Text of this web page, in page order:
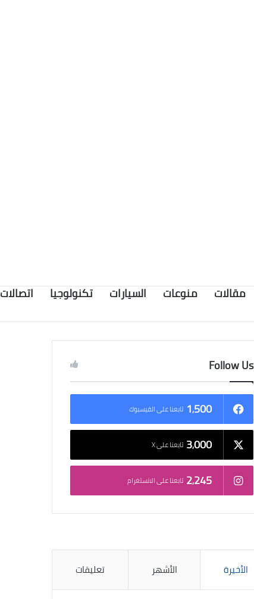
مقالات منوعات السيارات تكنولوجيا اتصالات
Follow Us
1٬500 تابعنا على الفيسبوك
3٬000 تابعنا على X
2٬245 تابعنا على الانستغرام
الأخيرة الأشهر تعليقات